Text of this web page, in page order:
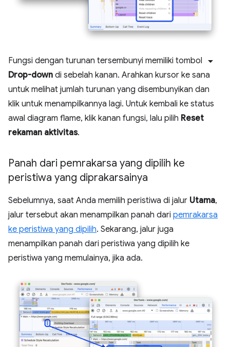
Fungsi dengan turunan tersembunyi memiliki tombol arrow_drop_down
Drop-down di sebelah kanan. Arahkan kursor ke sana
untuk melihat jumlah turunan yang disembunyikan dan
klik untuk menampilkannya lagi. Untuk kembali ke status
awal diagram flame, klik kanan fungsi, lalu pilih Reset
rekaman aktivitas.
Panah dari pemrakarsa yang dipilih ke
peristiwa yang diprakarsainya
Sebelumnya, saat Anda memilih peristiwa di jalur Utama,
jalur tersebut akan menampilkan panah dari pemrakarsa
ke peristiwa yang dipilih. Sekarang, jalur juga
menampilkan panah dari peristiwa yang dipilih ke
peristiwa yang memulainya, jika ada.